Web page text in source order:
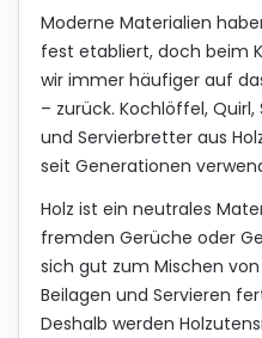
Moderne Materialien
fest etabliert, doch beim
wir immer häufiger auf
– zurück. Kochlöffel,
und Servierbretter aus
seit Generationen
Holz ist ein neutrales
fremden Gerüche oder
sich gut zum Mischen
Beilagen und Servieren
Deshalb werden